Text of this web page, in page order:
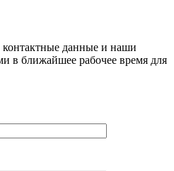
данные и наши
в ближайшее рабочее время для